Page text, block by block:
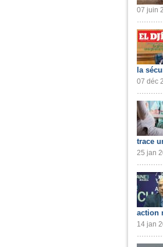
07 juin
la
07 déc
trace
25 jan
action
14 jan